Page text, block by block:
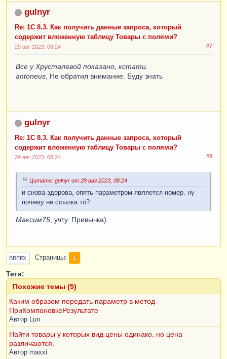
gulnyr
Re: 1С 8.3. Как получить данные запроса, который
содержит вложенную таблицу Товары с полями?
#7
29 авг 2023, 08:24
Все у Хрусталевой показано, кстати.
antoneus , Не обратил внимание. Буду знать
gulnyr
Re: 1С 8.3. Как получить данные запроса, который
содержит вложенную таблицу Товары с полями?
#8
29 авг 2023, 08:24
Цитата: gulnyr от 29 авг 2023, 08:24
и снова здорова, опять параметром является номер. ну
почему не ссылка то?
Максим75 , учту. Привычка)
ВВЕРХ Страницы 1
Теги:
Похожие темы (5)
Каким образом передать параметр в метод
ПриКомпоновкеРезультате
Автор Lun
Найти товары у которых вид цены одинако, но цена
различаются.
Автор maxxi